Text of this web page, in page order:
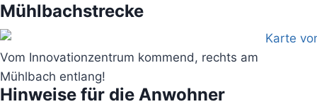
Mühlbachstrecke
Vom Innovationzentrum kommend, rechts am
Mühlbach entlang!
Hinweise für die Anwohner